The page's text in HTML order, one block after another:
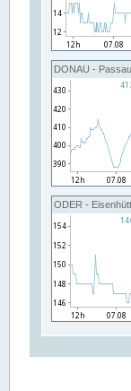
DONAU - Passau
ODER -